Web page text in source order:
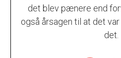
det blev pænere end
også årsagen til at det
det.